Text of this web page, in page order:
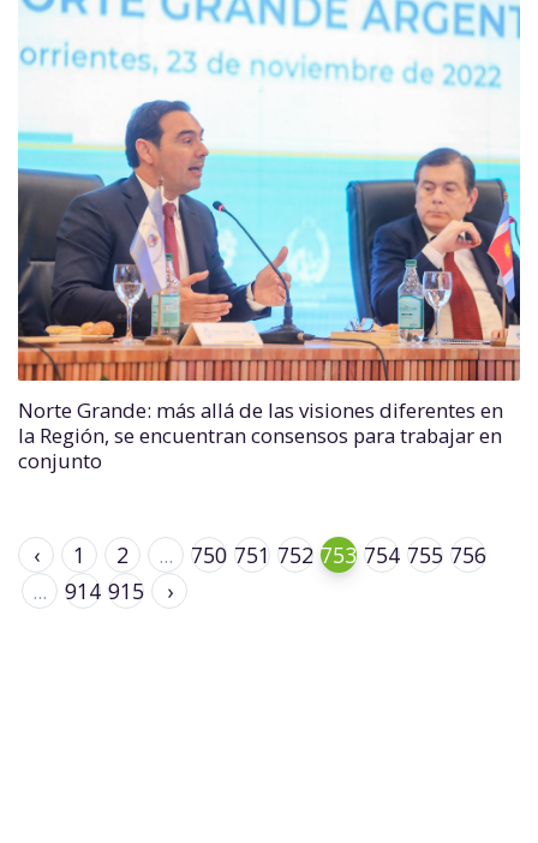
Norte Grande: más allá de las visiones diferentes en
la Región, se encuentran consensos para trabajar en
conjunto
‹ 1 2 ... 750 751 752 753 754 755 756
...
914 915 ›